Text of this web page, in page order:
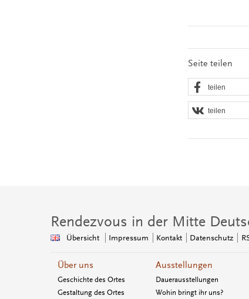
Seite teilen
teilen
teilen
Rendezvous in der Mitte
Übersicht Impressum Kontakt Datenschutz
Über uns
Geschichte des Ortes
Gestaltung des Ortes
Ausstellungen
Dauerausstellungen
Wohin bringt ihr uns?